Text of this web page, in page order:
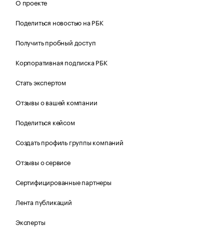
О проекте
Поделиться новостью на РБК
Получить пробный доступ
Корпоративная подписка РБК
Стать экспертом
Отзывы о вашей компании
Поделиться кейсом
Создать профиль группы компаний
Отзывы о сервисе
Сертифицированные партнеры
Лента публикаций
Эксперты